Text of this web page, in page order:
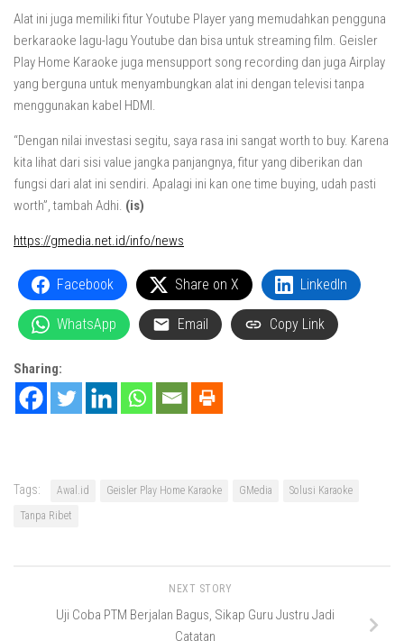
Alat ini juga memiliki fitur Youtube Player yang memudahkan pengguna
berkaraoke lagu-lagu Youtube dan bisa untuk streaming film. Geisler
Play Home Karaoke juga mensupport song recording dan juga Airplay
yang berguna untuk menyambungkan alat ini dengan televisi tanpa
menggunakan kabel HDMI.
“Dengan nilai investasi segitu, saya rasa ini sangat worth to buy. Karena
kita lihat dari sisi value jangka panjangnya, fitur yang diberikan dan
fungsi dari alat ini sendiri. Apalagi ini kan one time buying, udah pasti
worth”, tambah Adhi. (is)
https://gmedia.net.id/info/news
Facebook Share on X LinkedIn
WhatsApp Email Copy Link
Sharing:
Tags: Awal.id Geisler Play Home Karaoke GMedia
Solusi Karaoke
Tanpa Ribet
NEXT STORY
Uji Coba PTM Berjalan Bagus, Sikap Guru Justru Jadi
Catatan